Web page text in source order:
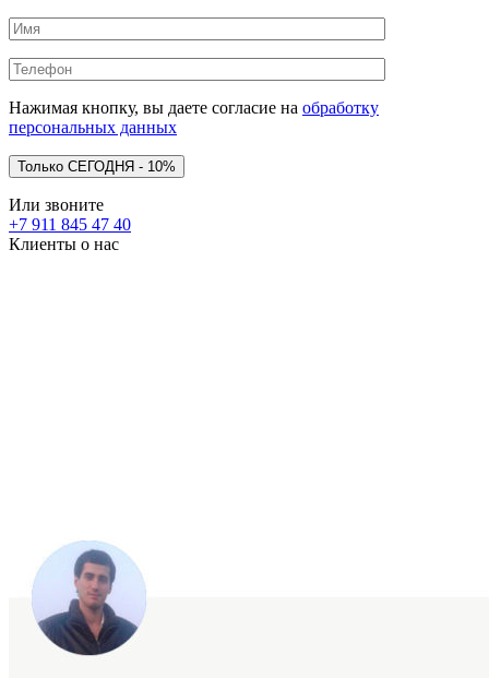
Нажимая кнопку, вы даете согласие на обработку
персональных данных
Или звоните
+7 911 845 47 40
Клиенты о нас